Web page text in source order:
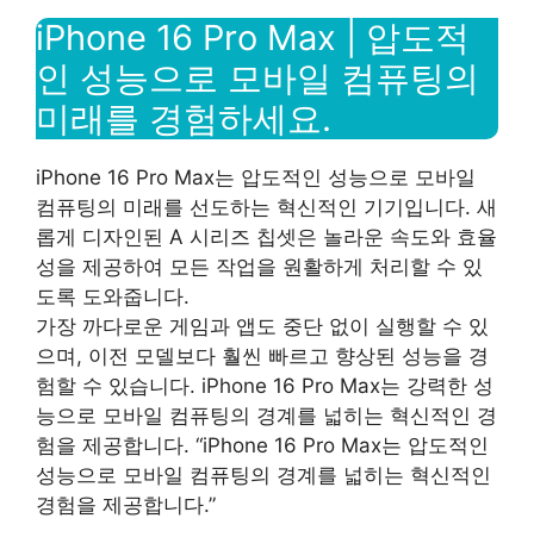
iPhone 16 Pro Max | 압도적
인 성능으로 모바일 컴퓨팅의
미래를 경험하세요.
iPhone 16 Pro Max는 압도적인 성능으로 모바일
컴퓨팅의 미래를 선도하는 혁신적인 기기입니다. 새
롭게 디자인된 A 시리즈 칩셋은 놀라운 속도와 효율
성을 제공하여 모든 작업을 원활하게 처리할 수 있
도록 도와줍니다.
가장 까다로운 게임과 앱도 중단 없이 실행할 수 있
으며, 이전 모델보다 훨씬 빠르고 향상된 성능을 경
험할 수 있습니다. iPhone 16 Pro Max는 강력한 성
능으로 모바일 컴퓨팅의 경계를 넓히는 혁신적인 경
험을 제공합니다. “iPhone 16 Pro Max는 압도적인
성능으로 모바일 컴퓨팅의 경계를 넓히는 혁신적인
경험을 제공합니다.”